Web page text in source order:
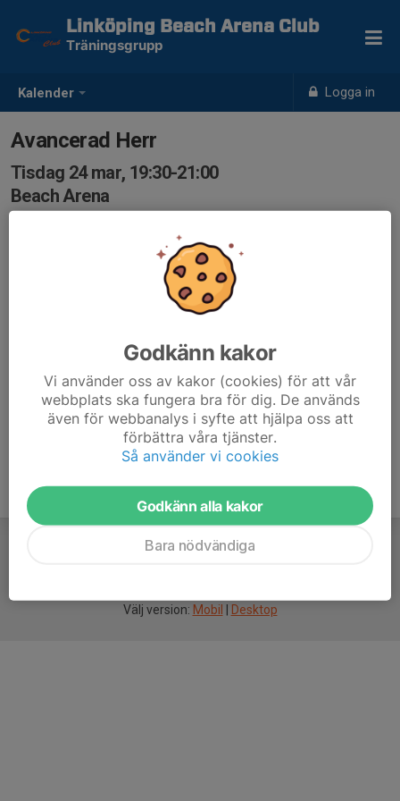
Kalender Logga in
Linköping Beach Arena Club
Träningsgrupp
Avancerad Herr
Tisdag 24 mar, 19:30-21:00
Beach Arena
Välj version: Mobil Desktop
Godkänn kakor
Vi använder oss av kakor (cookies) för att vår
webbplats ska fungera bra för dig. De används
även för webbanalys i syfte att hjälpa oss att
förbättra våra tjänster.
Så använder vi cookies
Godkänn alla kakor
Bara nödvändiga